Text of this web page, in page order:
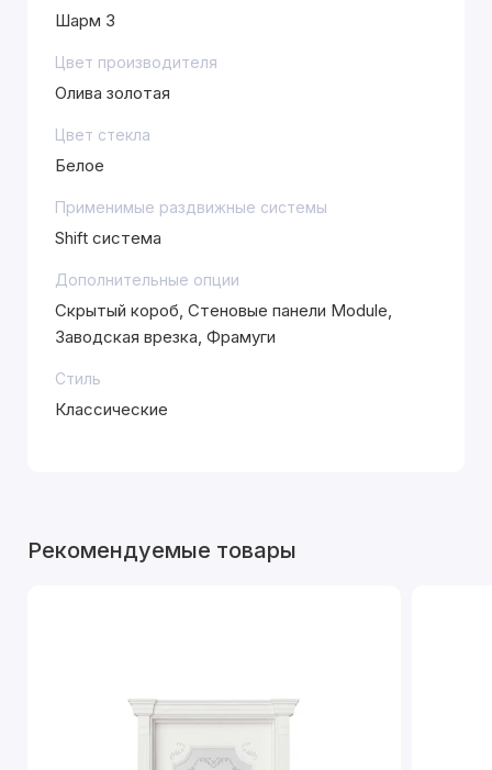
Шарм 3
Цвет производителя
Олива золотая
Цвет стекла
Белое
Применимые раздвижные системы
Shift система
Дополнительные опции
Скрытый короб, Стеновые панели Module,
Заводская врезка, Фрамуги
Стиль
Классические
Рекомендуемые товары